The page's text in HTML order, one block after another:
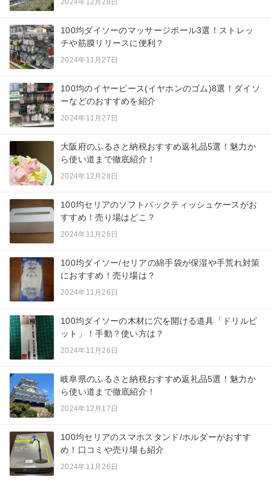
2024年12月28日
100均ダイソーのマッサージボール3選！ストレッ
チや筋膜リリースに便利？
2024年11月27日
100均のイヤーピース(イヤホンのゴム)8選！ダイソ
ーなどのおすすめを紹介
2024年11月27日
大阪府のふるさと納税おすすめ返礼品5選！魅力か
ら使い道まで徹底紹介！
2024年12月28日
100均セリアのソフトパックティッシュケースがお
すすめ！売り場はどこ？
2024年11月26日
100均ダイソー/セリアの綿手袋が保湿や手荒れ対策
におすすめ！売り場は？
2024年11月26日
100均ダイソーの木材に穴を開ける道具「ドリルビ
ット」！手動？使い方は？
2024年11月26日
岐阜県のふるさと納税おすすめ返礼品5選！魅力か
ら使い道まで徹底紹介！
2024年12月17日
100均セリアのスマホスタンド/ホルダーがおすす
め！口コミや売り場も紹介
2024年11月26日